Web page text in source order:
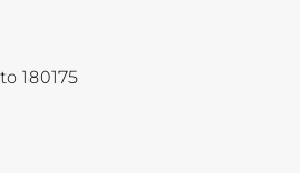
180175